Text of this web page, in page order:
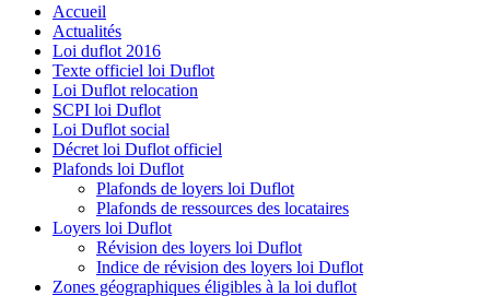
Accueil
Actualités
Loi duflot 2016
Texte officiel loi Duflot
Loi Duflot relocation
SCPI loi Duflot
Loi Duflot social
Décret loi Duflot officiel
Plafonds loi Duflot
Plafonds de loyers loi Duflot
Plafonds de ressources des locataires
Loyers loi Duflot
Révision des loyers loi Duflot
Indice de révision des loyers loi Duflot
Zones géographiques éligibles à la loi duflot